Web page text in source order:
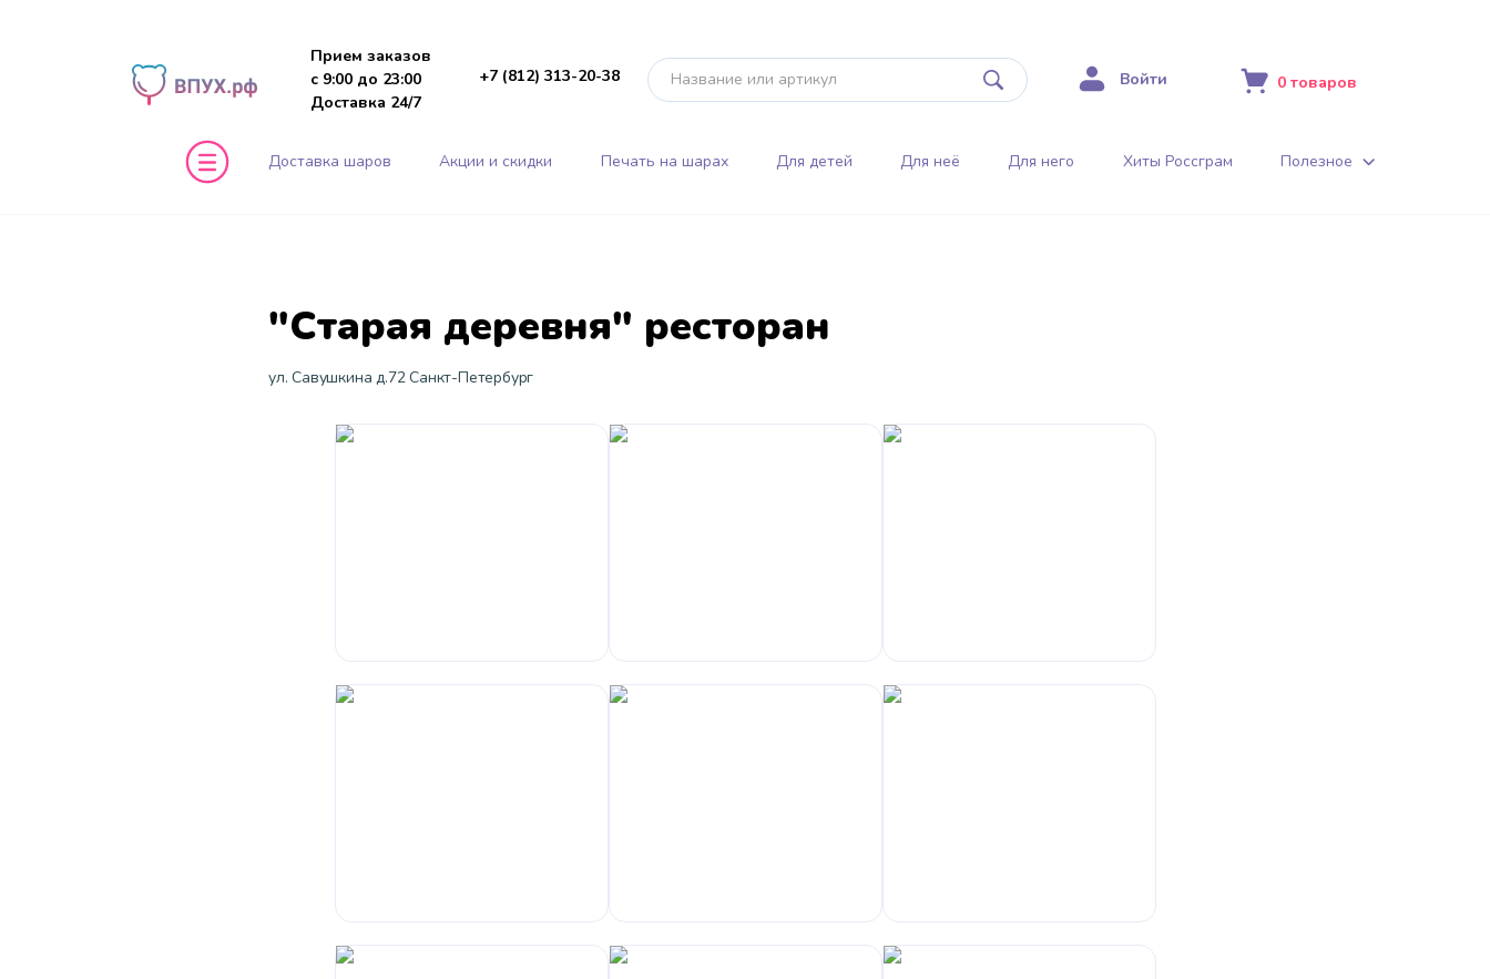
Прием заказов
с 9:00 до 23:00
Доставка 24/7
+7 (812) 313-20-38 Войти 0 товаров
Доставка шаров Акции и скидки Печать на шарах Для детей Для неё Для него Хиты Россграм Полезное
"Старая деревня" ресторан
ул. Савушкина д.72 Санкт-Петербург